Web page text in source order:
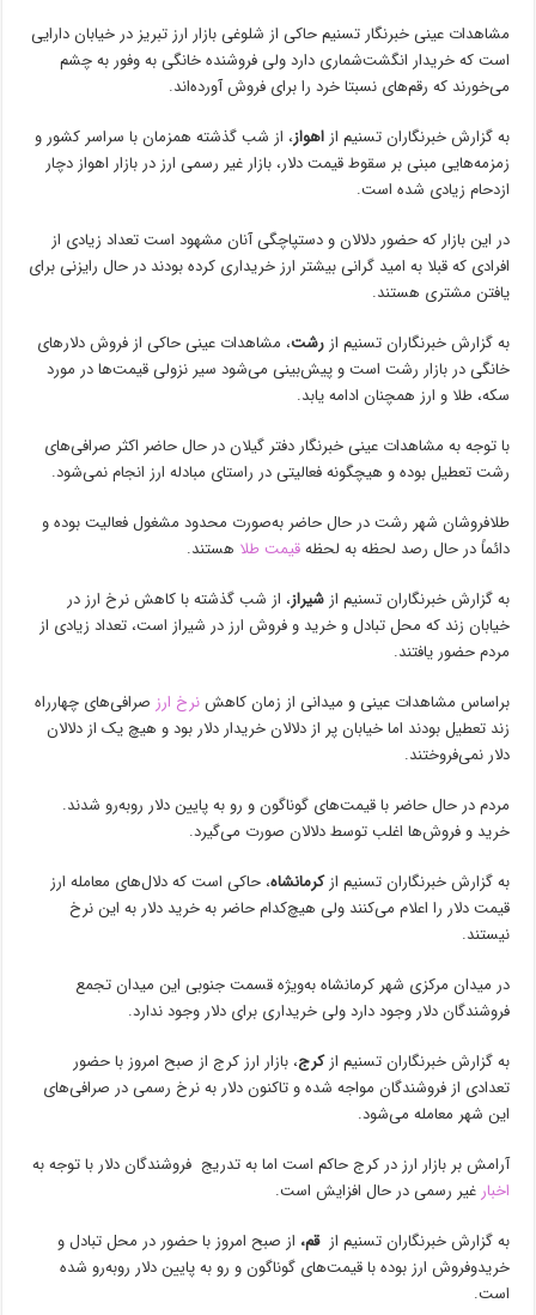
مشاهدات عینی خبرنگار تسنیم حاکی از شلوغی بازار ارز تبریز در خیابان دارایی
است که خریدار انگشت‌شماری دارد ولی فروشنده خانگی به وفور به چشم
می‌خورند که رقم‌های نسبتا خرد را برای فروش آورده‌اند.
به گزارش خبرنگاران تسنیم ازاهواز،‌ از شب گذشته همزمان با سراسر کشور و
زمزمه‌هایی مبنی بر سقوط قیمت دلار، بازار غیر رسمی ارز در بازار اهواز دچار
ازدحام زیادی شده است.
در این بازار که حضور دلالان و دستپاچگی آنان مشهود است تعداد زیادی از
افرادی که قبلا به امید گرانی بیشتر ارز خریداری کرده بودند در حال رایزنی برای
یافتن مشتری هستند.
به گزارش خبرنگاران تسنیم ازرشت،‌ مشاهدات عینی حاکی از فروش دلارهای
خانگی در بازار رشت است و پیش‌بینی می‌شود سیر نزولی قیمت‌ها در مورد
سکه، طلا و ارز همچنان ادامه یابد.
با توجه به مشاهدات عینی خبرنگار دفتر گیلان در حال حاضر اکثر صرافی‌های
رشت تعطیل بوده و هیچگونه فعالیتی در راستای مبادله ارز انجام نمی‌شود.
طلافروشان شهر رشت در حال حاضر به‌صورت محدود مشغول فعالیت بوده و
دائماً در حال رصد لحظه به لحظهقیمت طلا هستند.
به گزارش خبرنگاران تسنیم ازشیراز، از شب گذشته با کاهش نرخ ارز در
خیابان زند که محل تبادل و خرید و فروش ارز در شیراز است، تعداد زیادی از
مردم حضور یافتند.
براساس مشاهدات عینی و میدانی از زمان کاهشنرخ ارز صرافی‌های چهارراه
زند تعطیل بودند اما خیابان پر از دلالان خریدار دلار بود و هیچ یک از دلالان
دلار نمی‌فروختند.
مردم در حال حاضر با قیمت‌های گوناگون و رو به پایین دلار روبه‌رو شدند‌.
خرید و فروش‌ها اغلب توسط دلالان صورت می‌گیرد.
به گزارش خبرنگاران تسنیم ازکرمانشاه، حاکی است که دلال‌های معامله ارز
قیمت دلار را اعلام می‌کنند ولی هیچ‌کدام حاضر به خرید دلار به این نرخ
نیستند.
در میدان مرکزی شهر کرمانشاه به‌ویژه قسمت جنوبی این میدان تجمع
فروشندگان دلار وجود دارد ولی خریداری برای دلار وجود ندارد.
به گزارش خبرنگاران تسنیم ازکرج، بازار ارز کرج از صبح امروز با حضور
تعدادی از فروشندگان مواجه شده و تاکنون دلار به نرخ رسمی در صرافی‌های
این شهر معامله می‌شود.
آرامش بر بازار ارز در کرج حاکم است اما به تدریج فروشندگان دلار با توجه به
اخبار غیر رسمی در حال افزایش است.
به گزارش خبرنگاران تسنیم ازقم، از صبح امروز با حضور در محل تبادل و
خریدوفروش ارز بوده با قیمت‌های گوناگون و رو به پایین دلار روبه‌رو شده
است.